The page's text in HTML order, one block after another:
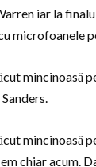
iar la
microfoanele
mincinoasă
Sanders.
mincinoasă
chiar acum.